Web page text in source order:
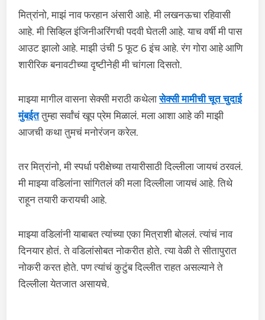
मित्रांनो, माझं नाव फरहान अंसारी आहे. मी लखनऊचा रहिवासी
आहे. मी सिव्हिल इंजिनीअरिंगची पदवी घेतली आहे. याच वर्षी मी पास
आउट झालो आहे. माझी उंची 5 फूट 6 इंच आहे. रंग गोरा आहे आणि
शारीरिक बनावटीच्या दृष्टीनेही मी चांगला दिसतो.
माझ्या मागील वासना सेक्सी मराठी कथेलासेक्सी मामीची चूत चुदाई
मुंबईततुम्हा सर्वांचं खूप प्रेम मिळालं. मला आशा आहे की माझी
आजची कथा तुमचं मनोरंजन करेल.
तर मित्रांनो, मी स्पर्धा परीक्षेच्या तयारीसाठी दिल्लीला जायचं ठरवलं.
मी माझ्या वडिलांना सांगितलं की मला दिल्लीला जायचं आहे. तिथे
राहून तयारी करायची आहे.
माझ्या वडिलांनी याबाबत त्यांच्या एका मित्राशी बोललं. त्यांचं नाव
दिनयार होतं. ते वडिलांसोबत नोकरीत होते. त्या वेळी ते सीतापुरात
नोकरी करत होते. पण त्यांचं कुटुंब दिल्लीत राहत असल्याने ते
दिल्लीला येतजात असायचे.